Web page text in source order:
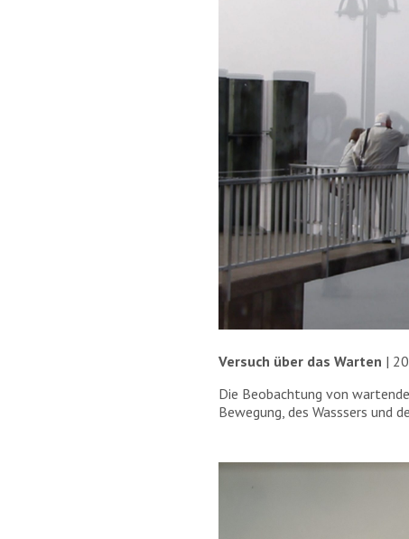
Versuch über das Warten |
Die Beobachtung von
Bewegung, des Wasssers und